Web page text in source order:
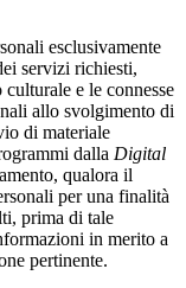
esclusivamente
servizi richiesti,
e le connesse
allo svolgimento di
di materiale
dalla Digital
qualora il
per una finalità
prima di tale
in merito a
pertinente.